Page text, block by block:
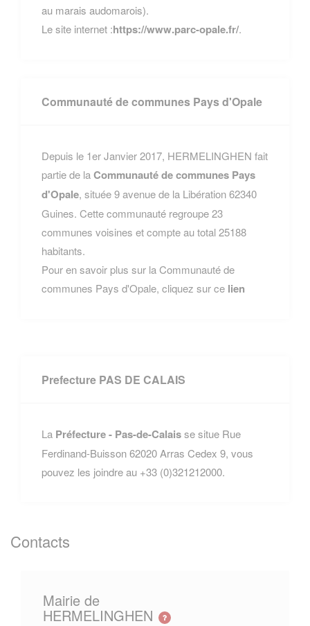
au marais audomarois).
Le site internet :https://www.parc-opale.fr/.
Communauté de communes Pays d'Opale
Depuis le 1er Janvier 2017, HERMELINGHEN fait
partie de laCommunauté de communes Pays
d'Opale, située 9 avenue de la Libération 62340
Guines. Cette communauté regroupe 23
communes voisines et compte au total 25188
habitants.
Pour en savoir plus sur la Communauté de
communes Pays d'Opale, cliquez sur ce lien
Prefecture PAS DE CALAIS
La Préfecture - Pas-de-Calaisse situe Rue
Ferdinand-Buisson 62020 Arras Cedex 9, vous
pouvez les joindre au +33 (0)321212000.
Contacts
Mairie de
HERMELINGHEN